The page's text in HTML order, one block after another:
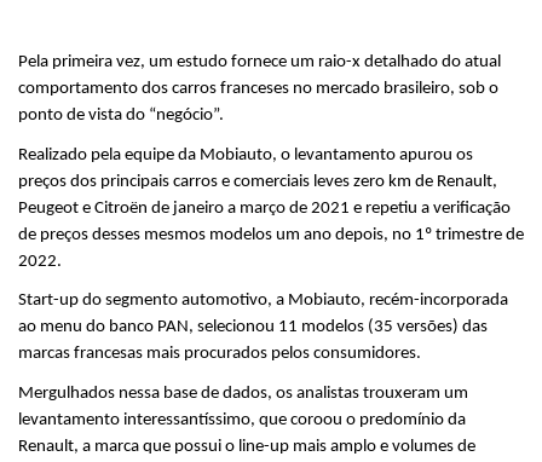
Pela primeira vez, um estudo fornece um raio-x detalhado do atual
comportamento dos carros franceses no mercado brasileiro, sob o
ponto de vista do “negócio”.
Realizado pela equipe da Mobiauto, o levantamento apurou os
preços dos principais carros e comerciais leves zero km de Renault,
Peugeot e Citroën de janeiro a março de 2021 e repetiu a verificação
de preços desses mesmos modelos um ano depois, no 1º trimestre de
2022.
Start-up do segmento automotivo, a Mobiauto, recém-incorporada
ao menu do banco PAN, selecionou 11 modelos (35 versões) das
marcas francesas mais procurados pelos consumidores.
Mergulhados nessa base de dados, os analistas trouxeram um
levantamento interessantíssimo, que coroou o predomínio da
Renault, a marca que possui o line-up mais amplo e volumes de